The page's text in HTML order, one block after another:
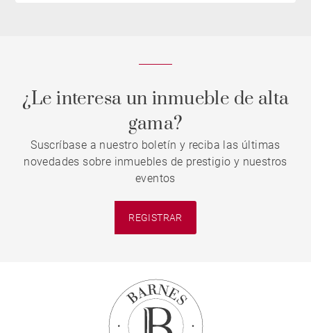
¿Le interesa un inmueble de alta
gama?
Suscríbase a nuestro boletín y reciba las últimas
novedades sobre inmuebles de prestigio y nuestros
eventos
REGISTRAR